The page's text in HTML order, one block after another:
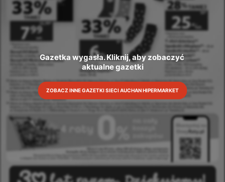
Gazetka wygasła. Kliknij, aby zobaczyć
aktualne gazetki
ZOBACZ INNE GAZETKI SIECI AUCHAN HIPERMARKET